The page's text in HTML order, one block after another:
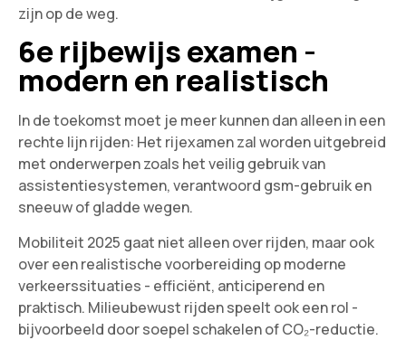
zijn op de weg.
6e rijbewijs examen -
modern en realistisch
In de toekomst moet je meer kunnen dan alleen in een
rechte lijn rijden: Het rijexamen zal worden uitgebreid
met onderwerpen zoals het veilig gebruik van
assistentiesystemen, verantwoord gsm-gebruik en
sneeuw of gladde wegen.
Mobiliteit 2025 gaat niet alleen over rijden, maar ook
over een realistische voorbereiding op moderne
verkeerssituaties - efficiënt, anticiperend en
praktisch. Milieubewust rijden speelt ook een rol -
bijvoorbeeld door soepel schakelen of CO₂-reductie.